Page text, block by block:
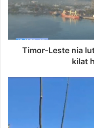
Timor-Leste nia
kilat